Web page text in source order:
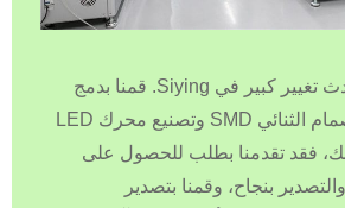
في عام 2011، حدث تغيير كبير في Siying. قمنا بدمج
مصابيح LED والصمام الثنائي SMD وتصنيع محرك LED
فقد تقدمنا ​​بطلب للحصول على
بنجاح، وقمنا بتصدير